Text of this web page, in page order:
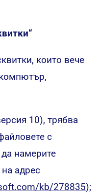
които вече
10), трябва
с
намерите
адрес
kb/278835);